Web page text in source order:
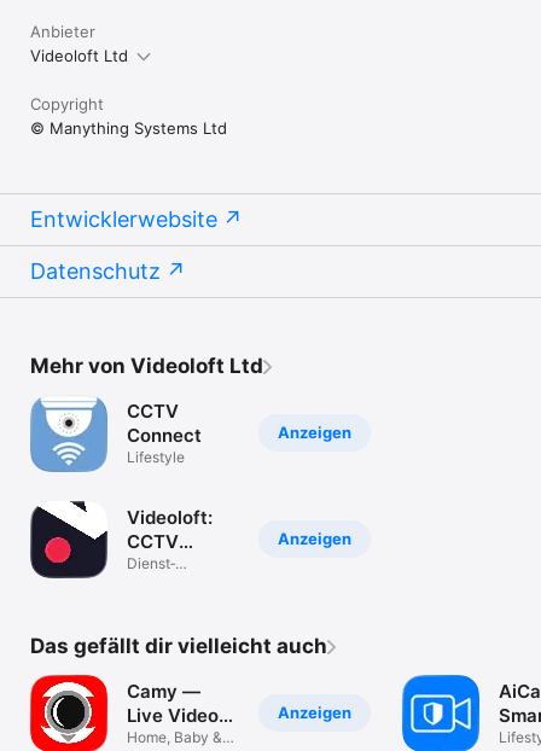
Anbieter
Videoloft Ltd
Copyright
© Manything Systems Ltd
Entwicklerwebsite
Datenschutz
Mehr von Videoloft Ltd
Anzeigen
CCTV
Connect
Lifestyle
Anzeigen
Videoloft:
CCTV
Camera
Dienst­
Das gefällt dir vielleicht auch
Anzeigen
Camy —
Live Video
Monitoring
Home, Baby &